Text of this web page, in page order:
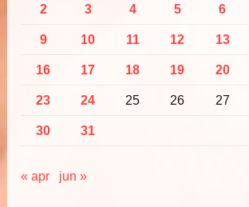
2 3 4 5 6
9 10 11 12 13
16 17 18 19 20
23 24 25 26 27
30 31
« apr jun »